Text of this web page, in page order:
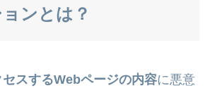
ンとは？
スするWebページの内容に悪意